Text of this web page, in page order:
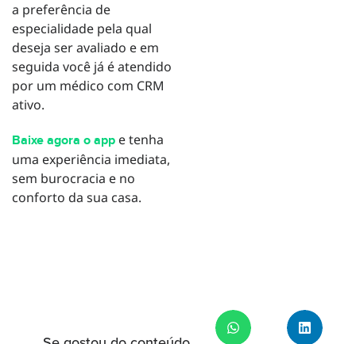
a preferência de
especialidade pela qual
deseja ser avaliado e em
seguida você já é atendido
por um médico com CRM
ativo.
Baixe agora o app e tenha
uma experiência imediata,
sem burocracia e no
conforto da sua casa.